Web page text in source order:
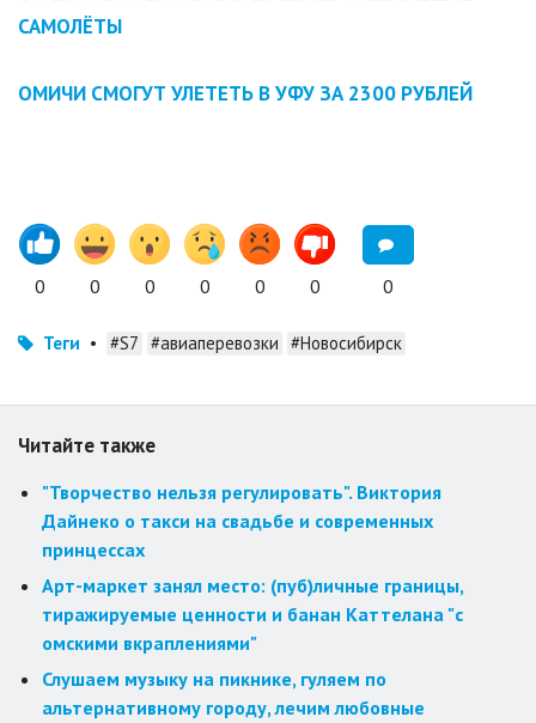
САМОЛЁТЫ
ОМИЧИ СМОГУТ УЛЕТЕТЬ В УФУ ЗА 2300 РУБЛЕЙ
0 0 0 0 0 0 0
Теги • #S7 #авиаперевозки #Новосибирск
Читайте также
"Творчество нельзя регулировать". Виктория
Дайнеко о такси на свадьбе и современных
принцессах
Арт-маркет занял место: (пуб)личные границы,
тиражируемые ценности и банан Каттелана "с
омскими вкраплениями"
Слушаем музыку на пикнике, гуляем по
альтернативному городу, лечим любовные